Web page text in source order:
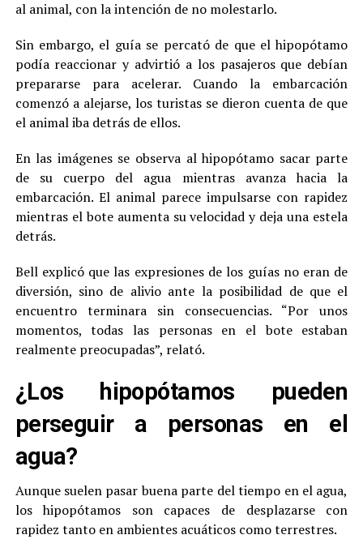
al animal, con la intención de no molestarlo.
Sin embargo, el guía se percató de que el hipopótamo
podía reaccionar y advirtió a los pasajeros que debían
prepararse para acelerar. Cuando la embarcación
comenzó a alejarse, los turistas se dieron cuenta de que
el animal iba detrás de ellos.
En las imágenes se observa al hipopótamo sacar parte
de su cuerpo del agua mientras avanza hacia la
embarcación. El animal parece impulsarse con rapidez
mientras el bote aumenta su velocidad y deja una estela
detrás.
Bell explicó que las expresiones de los guías no eran de
diversión, sino de alivio ante la posibilidad de que el
encuentro terminara sin consecuencias. “Por unos
momentos, todas las personas en el bote estaban
realmente preocupadas”, relató.
¿Los hipopótamos pueden
perseguir a personas en el
agua?
Aunque suelen pasar buena parte del tiempo en el agua,
los hipopótamos son capaces de desplazarse con
rapidez tanto en ambientes acuáticos como terrestres.